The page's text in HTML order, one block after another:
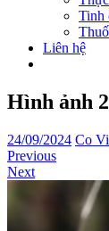
Tinh
Liên hệ
Hình ảnh
24/09/2024 Co
Previous
Next